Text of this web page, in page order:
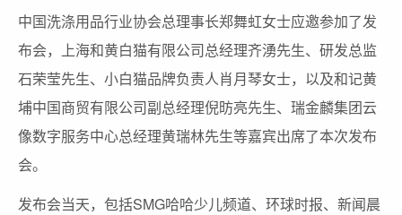
中国洗涤用品行业协会总理事长郑舞虹女士应邀参加了发
布会，上海和黄白猫有限公司总经理齐湧先生、研发总监
石荣莹先生、小白猫品牌负责人肖月琴女士，以及和记黄
埔中国商贸有限公司副总经理倪昉亮先生、瑞金麟集团云
像数字服务中心总经理黄瑞林先生等嘉宾出席了本次发布
会。
发布会当天，包括SMG哈哈少儿频道、环球时报、新闻晨